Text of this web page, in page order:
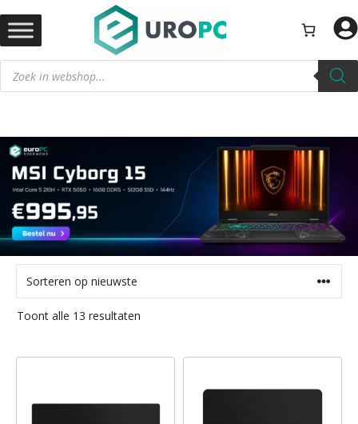
naar
de
inhoud
Producten
zoeken
Toont alle 13 resultaten